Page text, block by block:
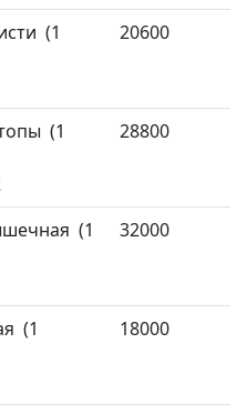
(1
20600
(1
28800
(1
32000
(1
18000